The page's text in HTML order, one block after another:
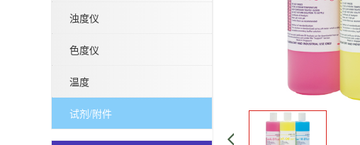
浊度仪
色度仪
温度
试剂/附件